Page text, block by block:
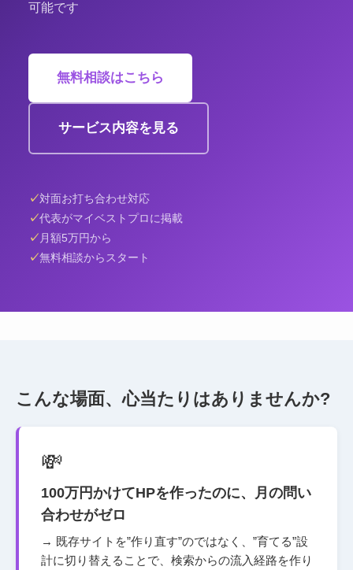
可能です
無料相談はこちら
サービス内容を見る
対面お打ち合わせ対応
代表がマイベストプロに掲載
月額5万円から
無料相談からスタート
こんな場面、心当たりはありませんか?
💸
100万円かけてHPを作ったのに、月の問い
合わせがゼロ
→ 既存サイトを”作り直す”のではなく、”育てる”設
計に切り替えることで、検索からの流入経路を作り